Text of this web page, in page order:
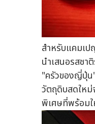
สำหรับแคมเ
นำเสนอรสชา
"ครัวของญี่ปุ่น
วัตถุดิบสดใหม่
พิเศษที่พร้อมใ